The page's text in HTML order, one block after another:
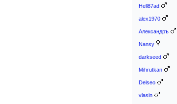
Hell87ad
alex1970
Александръ
Nansy
darkseed
Mihrutkan
Delseo
vlasin